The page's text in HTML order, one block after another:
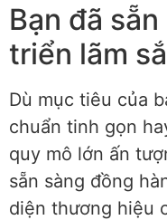
Bạn đã
triển lãm
Dù mục tiêu của
chuẩn tinh gọn
quy mô lớn ấn
sẵn sàng đồng
diện thương hiệu